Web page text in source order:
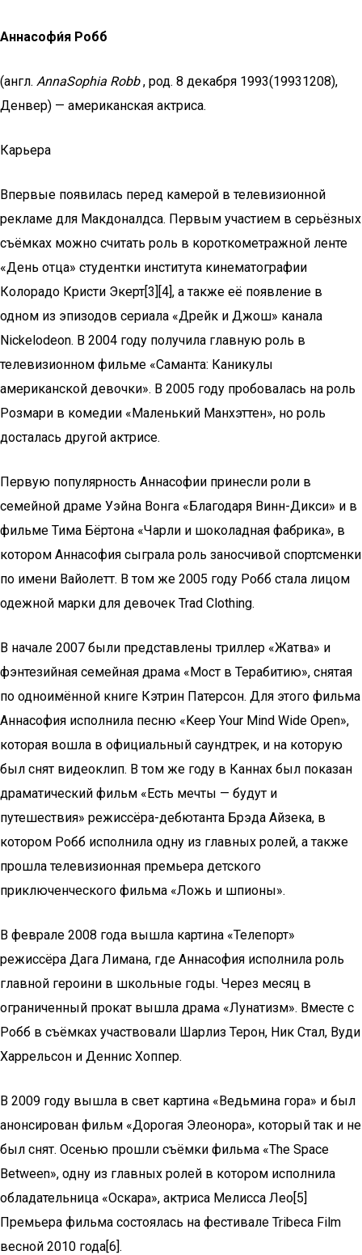
Аннасофи́я Робб
(англ. AnnaSophia Robb, род. 8 декабря 1993(19931208),
Денвер) — американская актриса.
Карьера
Впервые появилась перед камерой в телевизионной
рекламе для Макдоналдса. Первым участием в серьёзных
съёмках можно считать роль в короткометражной ленте
«День отца» студентки института кинематографии
Колорадо Кристи Экерт[3][4], а также её появление в
одном из эпизодов сериала «Дрейк и Джош» канала
Nickelodeon. В 2004 году получила главную роль в
телевизионном фильме «Саманта: Каникулы
американской девочки». В 2005 году пробовалась на роль
Розмари в комедии «Маленький Манхэттен», но роль
досталась другой актрисе.
Первую популярность Аннасофии принесли роли в
семейной драме Уэйна Вонга «Благодаря Винн-Дикси» и в
фильме Тима Бёртона «Чарли и шоколадная фабрика», в
котором Аннасофия сыграла роль заносчивой спортсменки
по имени Вайолетт. В том же 2005 году Робб стала лицом
одежной марки для девочек Trad Clothing.
В начале 2007 были представлены триллер «Жатва» и
фэнтезийная семейная драма «Мост в Терабитию», снятая
по одноимённой книге Кэтрин Патерсон. Для этого фильма
Аннасофия исполнила песню «Keep Your Mind Wide Open»,
которая вошла в официальный саундтрек, и на которую
был снят видеоклип. В том же году в Каннах был показан
драматический фильм «Есть мечты — будут и
путешествия» режиссёра-дебютанта Брэда Айзека, в
котором Робб исполнила одну из главных ролей, а также
прошла телевизионная премьера детского
приключенческого фильма «Ложь и шпионы».
В феврале 2008 года вышла картина «Телепорт»
режиссёра Дага Лимана, где Аннасофия исполнила роль
главной героини в школьные годы. Через месяц в
ограниченный прокат вышла драма «Лунатизм». Вместе с
Робб в съёмках участвовали Шарлиз Терон, Ник Стал, Вуди
Харрельсон и Деннис Хоппер.
В 2009 году вышла в свет картина «Ведьмина гора» и был
анонсирован фильм «Дорогая Элеонора», который так и не
был снят. Осенью прошли съёмки фильма «The Space
Between», одну из главных ролей в котором исполнила
обладательница «Оскара», актриса Мелисса Лео[5]
Премьера фильма состоялась на фестивале Tribeca Film
весной 2010 года[6].